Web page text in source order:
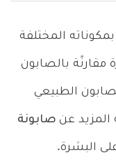
المختلفة
مقارنًة بالصابون
الطبيعي
المزيد عن صابونة
البشرة.